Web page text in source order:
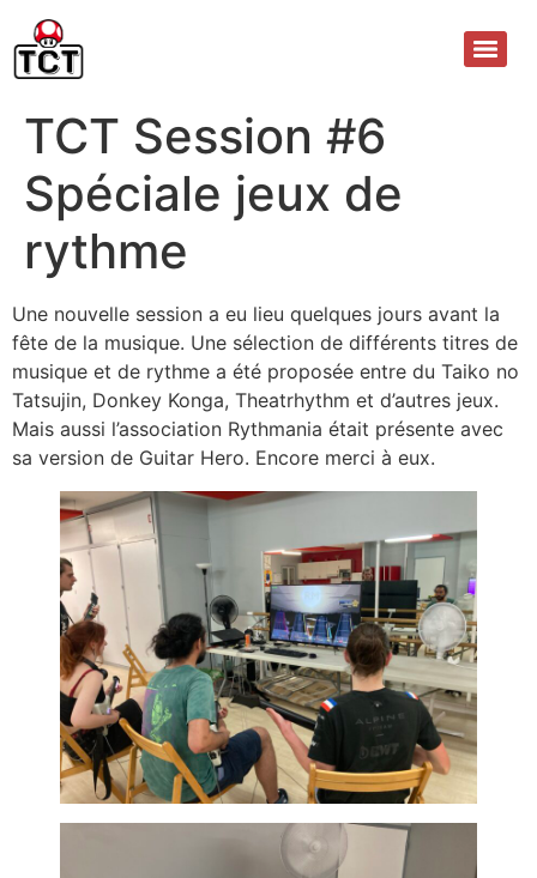
TCT Session #6
Spéciale jeux de
rythme
Une nouvelle session a eu lieu quelques jours avant la
fête de la musique. Une sélection de différents titres de
musique et de rythme a été proposée entre du Taiko no
Tatsujin, Donkey Konga, Theatrhythm et d’autres jeux.
Mais aussi l’association Rythmania était présente avec
sa version de Guitar Hero. Encore merci à eux.